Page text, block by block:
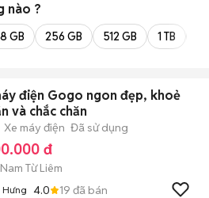
nào ?
GB 256 GB 512 GB 1 TB
điện Gogo ngon đẹp, khoẻ
và chắc chăn
Xe máy điện Đã sử dụng
đ
Từ Liêm
Hưng 4.0 19 đã bán